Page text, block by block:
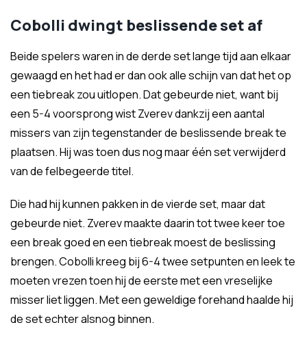
Cobolli dwingt beslissende set af
Beide spelers waren in de derde set lange tijd aan elkaar
gewaagd en het had er dan ook alle schijn van dat het op
een tiebreak zou uitlopen. Dat gebeurde niet, want bij
een 5-4 voorsprong wist Zverev dankzij een aantal
missers van zijn tegenstander de beslissende break te
plaatsen. Hij was toen dus nog maar één set verwijderd
van de felbegeerde titel.
Die had hij kunnen pakken in de vierde set, maar dat
gebeurde niet. Zverev maakte daarin tot twee keer toe
een break goed en een tiebreak moest de beslissing
brengen. Cobolli kreeg bij 6-4 twee setpunten en leek te
moeten vrezen toen hij de eerste met een vreselijke
misser liet liggen. Met een geweldige forehand haalde hij
de set echter alsnog binnen.